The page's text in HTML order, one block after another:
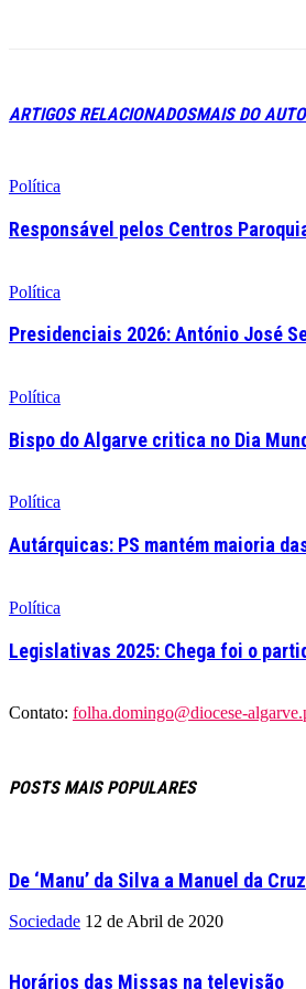
ARTIGOS RELACIONADOSMAIS DO
Política
Responsável pelos Centros
Política
Presidenciais 2026: António José
Política
Bispo do Algarve critica no Dia
Política
Autárquicas: PS mantém maioria
Política
Legislativas 2025: Chega foi o
Contato: folha.domingo@diocese-
POSTS MAIS POPULARES
De ‘Manu’ da Silva a Manuel da
Sociedade 12 de Abril de 2020
Horários das Missas na televisão